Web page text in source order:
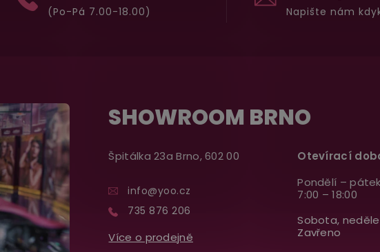
Napište nám
(Po-Pá 7.00-18.00)
SHOWROOM BRNO
Špitálka 23a Brno, 602 00
info@yoo.cz
735 876 206
Více o prodejně
Otevírací
Pondělí –
7:00 – 18:00
Sobota, neděle
Zavřeno